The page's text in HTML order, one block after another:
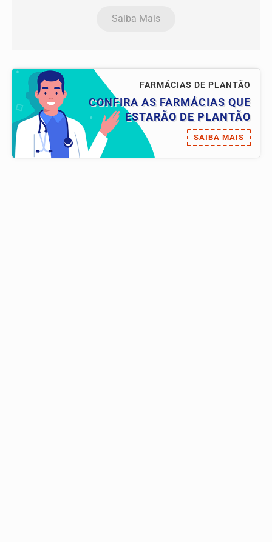
Saiba Mais
FARMÁCIAS DE PLANTÃO
CONFIRA AS FARMÁCIAS QUE
ESTARÃO DE PLANTÃO
SAIBA MAIS